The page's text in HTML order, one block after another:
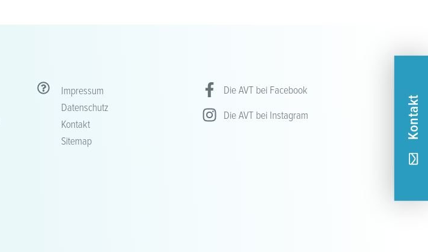
Impressum
Datenschutz
Kontakt
Sitemap
Die AVT bei Facebook
Die AVT bei Instagram
Kontakt